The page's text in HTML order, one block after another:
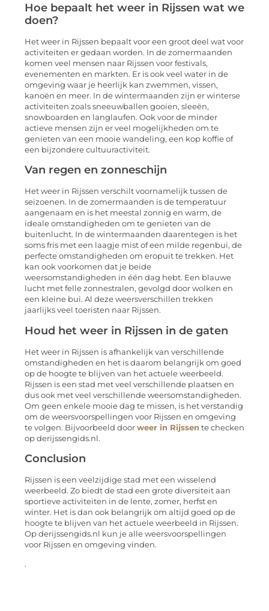
Hoe bepaalt het weer in Rijssen wat we
doen?
Het weer in Rijssen bepaalt voor een groot deel wat voor
activiteiten er gedaan worden. In de zomermaanden
komen veel mensen naar Rijssen voor festivals,
evenementen en markten. Er is ook veel water in de
omgeving waar je heerlijk kan zwemmen, vissen,
kanoën en meer. In de wintermaanden zijn er winterse
activiteiten zoals sneeuwballen gooien, sleeën,
snowboarden en langlaufen. Ook voor de minder
actieve mensen zijn er veel mogelijkheden om te
genieten van een mooie wandeling, een kop koffie of
een bijzondere cultuuractiviteit.
Van regen en zonneschijn
Het weer in Rijssen verschilt voornamelijk tussen de
seizoenen. In de zomermaanden is de temperatuur
aangenaam en is het meestal zonnig en warm, de
ideale omstandigheden om te genieten van de
buitenlucht. In de wintermaanden daarentegen is het
soms fris met een laagje mist of een milde regenbui, de
perfecte omstandigheden om eropuit te trekken. Het
kan ook voorkomen dat je beide
weersomstandigheden in één dag hebt. Een blauwe
lucht met felle zonnestralen, gevolgd door wolken en
een kleine bui. Al deze weersverschillen trekken
jaarlijks veel toeristen naar Rijssen.
Houd het weer in Rijssen in de gaten
Het weer in Rijssen is afhankelijk van verschillende
omstandigheden en het is daarom belangrijk om goed
op de hoogte te blijven van het actuele weerbeeld.
Rijssen is een stad met veel verschillende plaatsen en
dus ook met veel verschillende weersomstandigheden.
Om geen enkele mooie dag te missen, is het verstandig
om de weersvoorspellingen voor Rijssen en omgeving
te volgen. Bijvoorbeeld door weer in Rijssen te checken
op derijssengids.nl.
Conclusion
Rijssen is een veelzijdige stad met een wisselend
weerbeeld. Zo biedt de stad een grote diversiteit aan
sportieve activiteiten in de lente, zomer, herfst en
winter. Het is dan ook belangrijk om altijd goed op de
hoogte te blijven van het actuele weerbeeld in Rijssen.
Op derijssengids.nl kun je alle weersvoorspellingen
voor Rijssen en omgeving vinden.
.